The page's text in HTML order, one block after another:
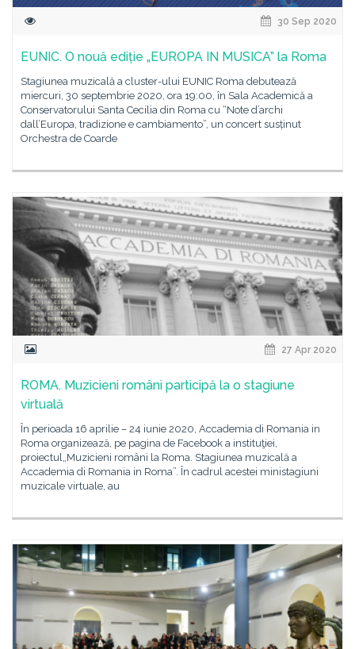
30 Sep 2020
EUNIC. O nouă ediție „EUROPA IN MUSICA” la Roma
Stagiunea muzicală a cluster-ului EUNIC Roma debutează
miercuri, 30 septembrie 2020, ora 19:00, în Sala Academică a
Conservatorului Santa Cecilia din Roma cu “Note d’archi
dall’Europa, tradizione e cambiamento”, un concert susținut
Orchestra de Coarde
27 Apr 2020
ROMA. Muzicieni români participă la o stagiune
virtuală
În perioada 16 aprilie – 24 iunie 2020, Accademia di Romania in
Roma organizează, pe pagina de Facebook a instituţiei,
proiectul„Muzicieni români la Roma. Stagiunea muzicală a
Accademia di Romania in Roma”. În cadrul acestei ministagiuni
muzicale virtuale, au